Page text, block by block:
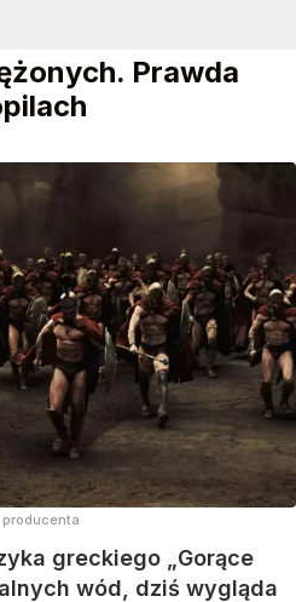
Prawda
producenta
greckiego „Gorące
wód, dziś wygląda